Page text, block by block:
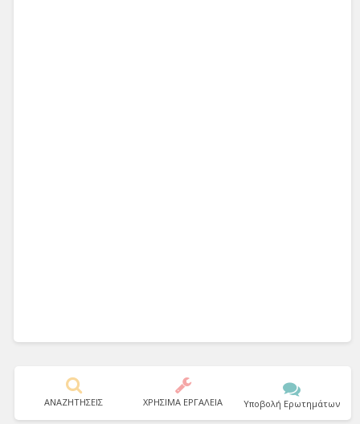
ΑΝΑΖΗΤΗΣΕΙΣ ΧΡΗΣΙΜΑ ΕΡΓΑΛΕΙΑ Υποβολή Ερωτημάτων